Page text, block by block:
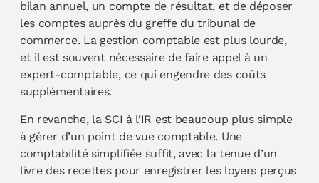
bilan annuel, un compte de résultat, et de déposer
les comptes auprès du greffe du tribunal de
commerce. La gestion comptable est plus lourde,
et il est souvent nécessaire de faire appel à un
expert-comptable, ce qui engendre des coûts
supplémentaires.
En revanche, la SCI à l’IR est beaucoup plus simple
à gérer d’un point de vue comptable. Une
comptabilité simplifiée suffit, avec la tenue d’un
livre des recettes pour enregistrer les loyers perçus